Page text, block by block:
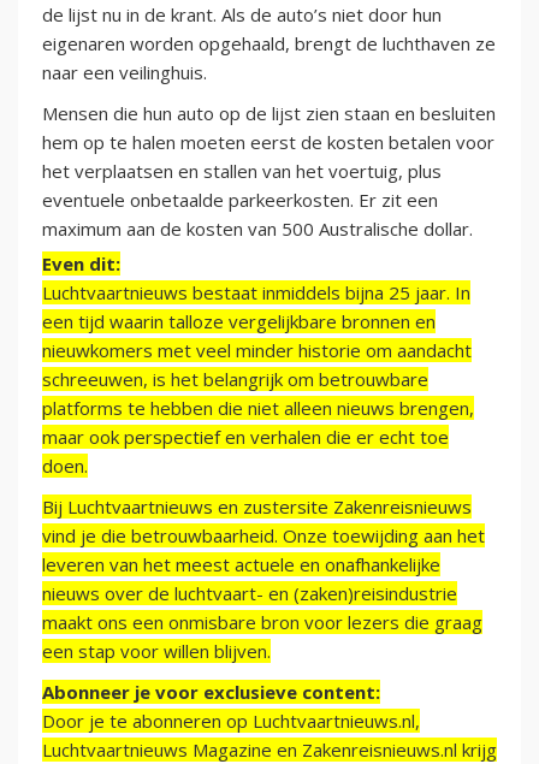
de lijst nu in de krant. Als de auto’s niet door hun
eigenaren worden opgehaald, brengt de luchthaven ze
naar een veilinghuis.
Mensen die hun auto op de lijst zien staan en besluiten
hem op te halen moeten eerst de kosten betalen voor
het verplaatsen en stallen van het voertuig, plus
eventuele onbetaalde parkeerkosten. Er zit een
maximum aan de kosten van 500 Australische dollar.
Even dit:
Luchtvaartnieuws bestaat inmiddels bijna 25 jaar. In
een tijd waarin talloze vergelijkbare bronnen en
nieuwkomers met veel minder historie om aandacht
schreeuwen, is het belangrijk om betrouwbare
platforms te hebben die niet alleen nieuws brengen,
maar ook perspectief en verhalen die er echt toe
doen.
Bij Luchtvaartnieuws en zustersite Zakenreisnieuws
vind je die betrouwbaarheid. Onze toewijding aan het
leveren van het meest actuele en onafhankelijke
nieuws over de luchtvaart- en (zaken)reisindustrie
maakt ons een onmisbare bron voor lezers die graag
een stap voor willen blijven.
Abonneer je voor exclusieve content:
Door je te abonneren op Luchtvaartnieuws.nl,
Luchtvaartnieuws Magazine en Zakenreisnieuws.nl krijg